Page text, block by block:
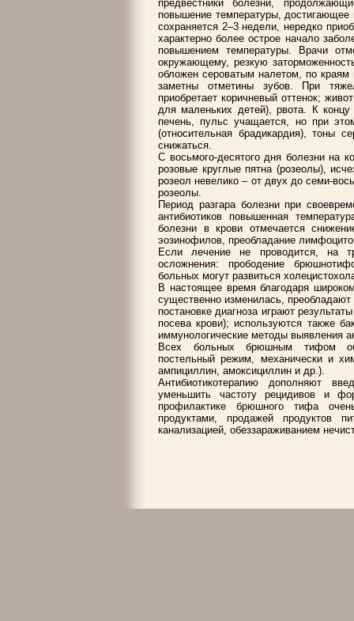
предвестники болезни,
повышение температуры,
сохраняется 2–3 недели, нередко
характерно более острое начало
повышением температуры. Врачи
окружающему, резкую
обложен сероватым налетом, по краям
заметны отметины зубов. При
приобретает коричневый оттенок;
для маленьких детей), рвота. К
печень, пульс учащается, но при
(относительная брадикардия), тоны
снижаться.
С восьмого-десятого дня болезни на
розовые круглые пятна (розеолы),
розеол невелико – от двух до семи-
розеолы.
Период разгара болезни при
антибиотиков повышенная
болезни в крови отмечается
эозинофилов, преобладание
Если лечение не проводится, на
осложнения: прободение
больных могут развиться
В настоящее время благодаря
существенно изменилась,
постановке диагноза играют
посева крови); используются также
иммунологические методы выявления
Всех больных брюшным тифом
постельный режим, механически и
ампициллин, амоксициллин и др.).
Антибиотикотерапию дополняют
уменьшить частоту рецидивов и
профилактике брюшного тифа
продуктами, продажей продуктов
канализацией, обеззараживанием